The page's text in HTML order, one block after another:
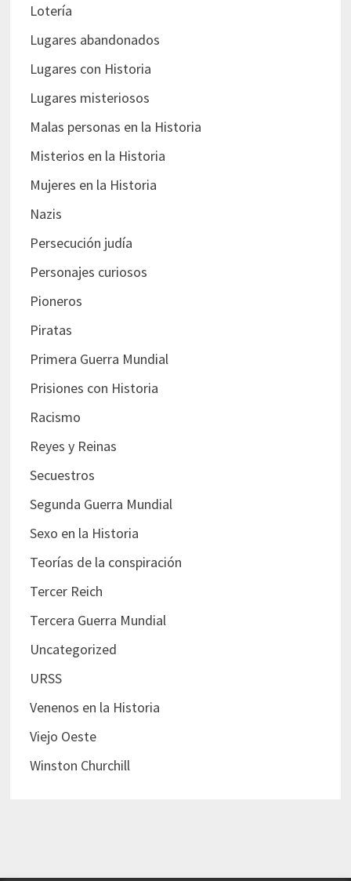
Lotería
Lugares abandonados
Lugares con Historia
Lugares misteriosos
Malas personas en la Historia
Misterios en la Historia
Mujeres en la Historia
Nazis
Persecución judía
Personajes curiosos
Pioneros
Piratas
Primera Guerra Mundial
Prisiones con Historia
Racismo
Reyes y Reinas
Secuestros
Segunda Guerra Mundial
Sexo en la Historia
Teorías de la conspiración
Tercer Reich
Tercera Guerra Mundial
Uncategorized
URSS
Venenos en la Historia
Viejo Oeste
Winston Churchill